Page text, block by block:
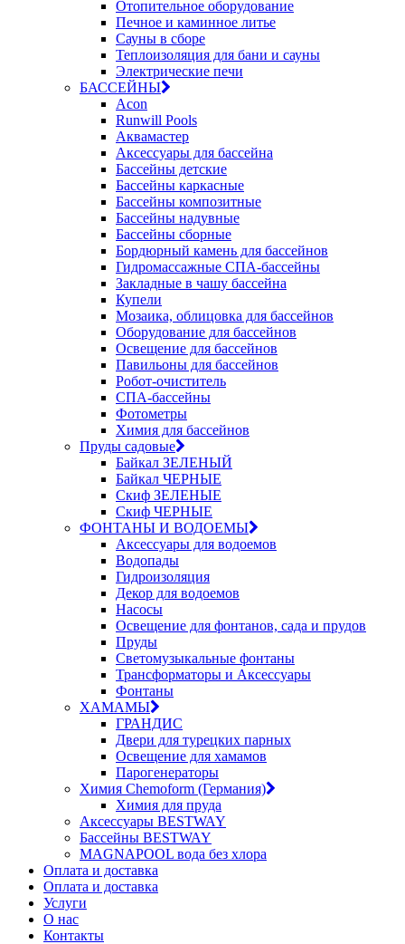
Отопительное оборудование
Печное и каминное литье
Сауны в сборе
Теплоизоляция для бани и сауны
Электрические печи
БАССЕЙНЫ
Acon
Runwill Pools
Аквамастер
Аксессуары для бассейна
Бассейны детские
Бассейны каркасные
Бассейны композитные
Бассейны надувные
Бассейны сборные
Бордюрный камень для бассейнов
Гидромассажные СПА-бассейны
Закладные в чашу бассейна
Купели
Мозаика, облицовка для бассейнов
Оборудование для бассейнов
Освещение для бассейнов
Павильоны для бассейнов
Робот-очиститель
СПА-бассейны
Фотометры
Химия для бассейнов
Пруды садовые
Байкал ЗЕЛЕНЫЙ
Байкал ЧЕРНЫЕ
Скиф ЗЕЛЕНЫЕ
Скиф ЧЕРНЫЕ
ФОНТАНЫ И ВОДОЕМЫ
Аксессуары для водоемов
Водопады
Гидроизоляция
Декор для водоемов
Насосы
Освещение для фонтанов, сада и прудов
Пруды
Светомузыкальные фонтаны
Трансформаторы и Аксессуары
Фонтаны
ХАМАМЫ
ГРАНДИС
Двери для турецких парных
Освещение для хамамов
Парогенераторы
Химия Chemoform (Германия)
Химия для пруда
Аксессуары BESTWAY
Бассейны BESTWAY
MAGNAPOOL вода без хлора
Оплата и доставка
Оплата и доставка
Услуги
О нас
Контакты